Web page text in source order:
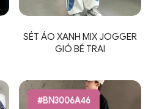
SÉT ÁO XANH MIX JOGGER
GIÓ BÉ TRAI
#BN3006A46